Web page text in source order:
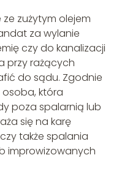
zużytym olejem
za wylanie
czy do kanalizacji
przy rażących
do sądu. Zgodnie
osoba, która
poza spalarnią lub
się na karę
także spalania
improwizowanych